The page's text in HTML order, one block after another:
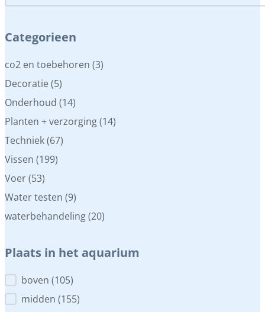
Categorieen
Categorieen
co2 en toebehoren (3)
Decoratie (5)
Onderhoud (14)
Planten + verzorging(14)
Techniek(67)
Vissen (199)
Voer(53)
Water testen (9)
waterbehandeling(20)
Plaats in het aquarium
Plaats in het aquarium
boven (105)
midden (155)